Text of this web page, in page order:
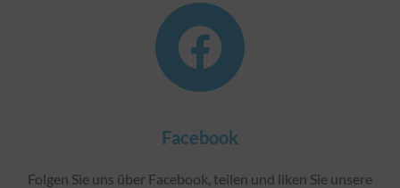
Facebook
Folgen Sie uns über Facebook, teilen und liken Sie unsere